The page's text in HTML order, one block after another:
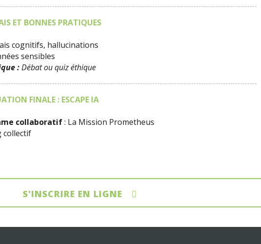
ET BONNES PRATIQUES
cognitifs, hallucinations
sensibles
:Débat ou quiz éthique
FINALE : ESCAPE IA
collaboratif: La Mission Prometheus
collectif
S'INSCRIRE EN LIGNE